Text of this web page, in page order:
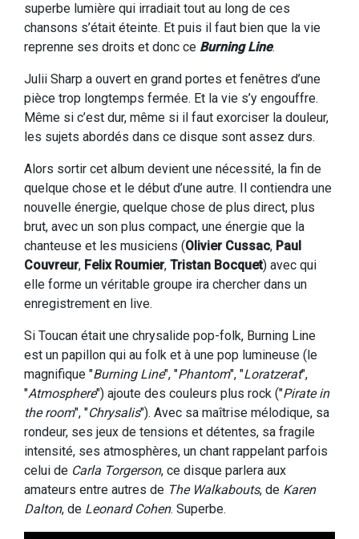
superbe lumière qui irradiait tout au long de ces
chansons s’était éteinte. Et puis il faut bien que la vie
reprenne ses droits et donc ce Burning Line.
Julii Sharp a ouvert en grand portes et fenêtres d’une
pièce trop longtemps fermée. Et la vie s’y engouffre.
Même si c’est dur, même si il faut exorciser la douleur,
les sujets abordés dans ce disque sont assez durs.
Alors sortir cet album devient une nécessité, la fin de
quelque chose et le début d’une autre. Il contiendra une
nouvelle énergie, quelque chose de plus direct, plus
brut, avec un son plus compact, une énergie que la
chanteuse et les musiciens (Olivier Cussac, Paul
Couvreur, Felix Roumier, Tristan Bocquet) avec qui
elle forme un véritable groupe ira chercher dans un
enregistrement en live.
Si Toucan était une chrysalide pop-folk, Burning Line
est un papillon qui au folk et à une pop lumineuse (le
magnifique "Burning Line", "Phantom", "Loratzerat",
"Atmosphere") ajoute des couleurs plus rock ("Pirate in
the room", "Chrysalis"). Avec sa maîtrise mélodique, sa
rondeur, ses jeux de tensions et détentes, sa fragile
intensité, ses atmosphères, un chant rappelant parfois
celui de Carla Torgerson, ce disque parlera aux
amateurs entre autres de The Walkabouts, de Karen
Dalton, de Leonard Cohen. Superbe.